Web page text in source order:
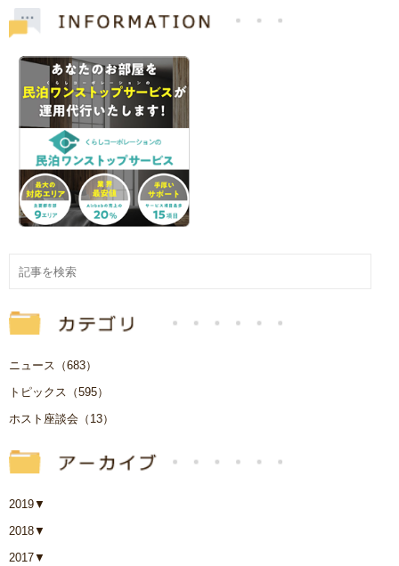
ニュース（683）
トピックス（595）
ホスト座談会（13）
2019▼
2018▼
2017▼